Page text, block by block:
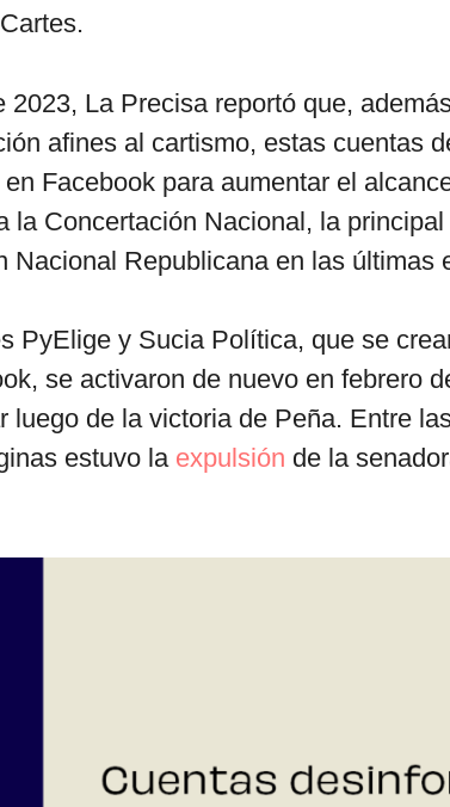
2023, La Precisa reportó que,
afines al cartismo, estas cuentas
en Facebook para aumentar el
la Concertación Nacional, la
Nacional Republicana en las últimas
PyElige y Sucia Política, que se
se activaron de nuevo en febrero
luego de la victoria de Peña. Entre
estuvo la expulsión de la